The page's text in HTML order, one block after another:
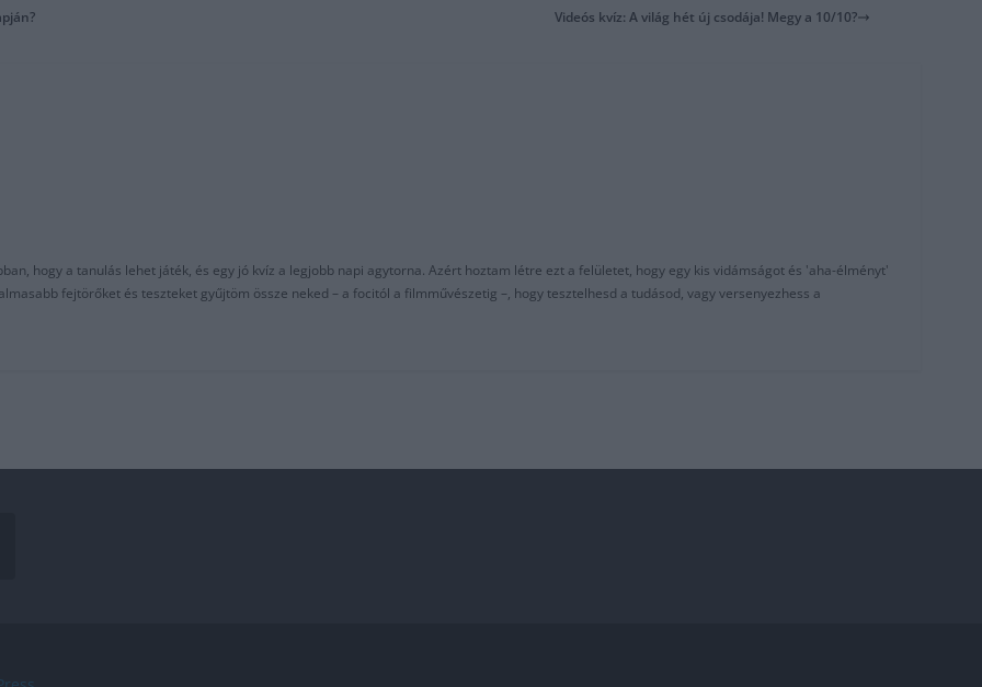
Videós kvíz: A világ hét új csodája! Megy a 10/10?
hogy a tanulás lehet játék, és egy jó kvíz a legjobb napi agytorna. Azért hoztam létre ezt a felületet, hogy egy kis vidámságot és 'aha-élményt'
fejtörőket és teszteket gyűjtöm össze neked – a focitól a filmművészetig –, hogy tesztelhesd a tudásod, vagy versenyezhess a